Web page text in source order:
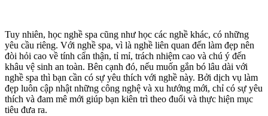
Tuy nhiên, học nghề spa cũng như học các nghề khác, có những
yêu cầu riêng. Với nghề spa, vì là nghề liên quan đến làm đẹp nên
đòi hỏi cao về tính cẩn thận, tỉ mỉ, trách nhiệm cao và chú ý đến
khâu vệ sinh an toàn. Bên cạnh đó, nếu muốn gắn bó lâu dài với
nghề spa thì bạn cần có sự yêu thích với nghề này. Bởi dịch vụ làm
đẹp luôn cập nhật những công nghệ và xu hướng mới, chỉ có sự yêu
thích và đam mê mới giúp bạn kiên trì theo đuổi và thực hiện mục
tiêu đưa ra.